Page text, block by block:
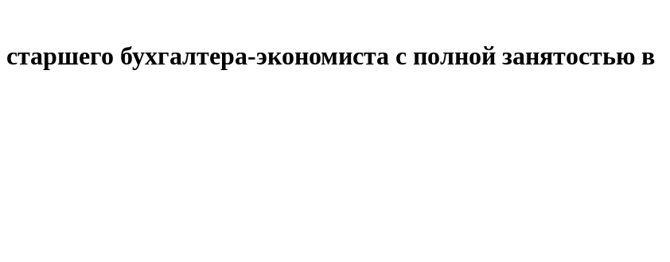
бухгалтера-экономиста с полной занятостью в